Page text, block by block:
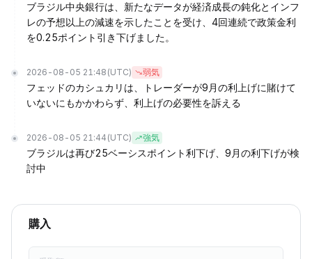
ブラジル中央銀行は、新たなデータが経済成長の鈍化とインフ
レの予想以上の減速を示したことを受け、4回連続で政策金利
を0.25ポイント引き下げました。
2026-08-05 21:48 (UTC) 弱気
フェッドのカシュカリは、トレーダーが9月の利上げに賭けて
いないにもかかわらず、利上げの必要性を訴える
2026-08-05 21:44 (UTC) 強気
ブラジルは再び25ベーシスポイント利下げ、9月の利下げが検
討中
購入